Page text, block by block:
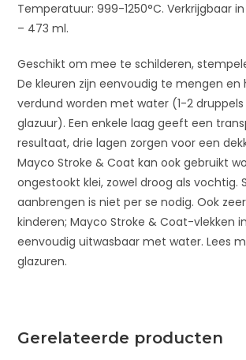
Temperatuur: 999-1250°C. Verkrijgbaar
– 473 ml.
Geschikt om mee te schilderen,
De kleuren zijn eenvoudig te mengen en
verdund worden met water (1-2
glazuur). Een enkele laag geeft een
resultaat, drie lagen zorgen voor een
Mayco Stroke & Coat kan ook gebruikt
ongestookt klei, zowel droog als vochtig.
aanbrengen is niet per se nodig. Ook
kinderen; Mayco Stroke & Coat-vlekken
eenvoudig uitwasbaar met water. Lees
glazuren.
Gerelateerde producten